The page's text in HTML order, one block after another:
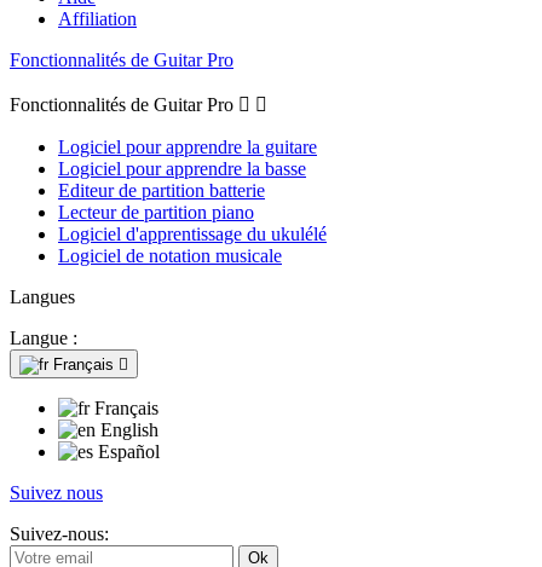
Affiliation
Fonctionnalités de Guitar Pro
Fonctionnalités de Guitar Pro  
Logiciel pour apprendre la guitare
Logiciel pour apprendre la basse
Editeur de partition batterie
Lecteur de partition piano
Logiciel d'apprentissage du ukulélé
Logiciel de notation musicale
Langues
Langue :
Français 
Français
English
Español
Suivez nous
Suivez-nous: